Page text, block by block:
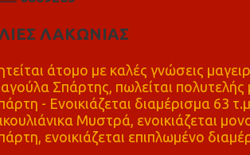
ΛΑΚΩΝΙΑΣ
άτομο με καλές γνώσεις
Σπάρτης, πωλείται πολυτελής
- Ενοικιάζεται διαμέρισμα 63 τ.μ
Μυστρά, ενοικιάζεται
ενοικιάζεται επιπλωμένο